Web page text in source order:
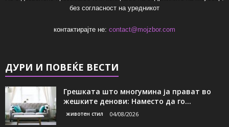
без согласност на уредникот
контактирајте не: contact@mojzbor.com
ДУРИ И ПОВЕЌЕ ВЕСТИ
Грешката што многумина ја прават во
жешките денови: Наместо да го...
животен стил 04/08/2026